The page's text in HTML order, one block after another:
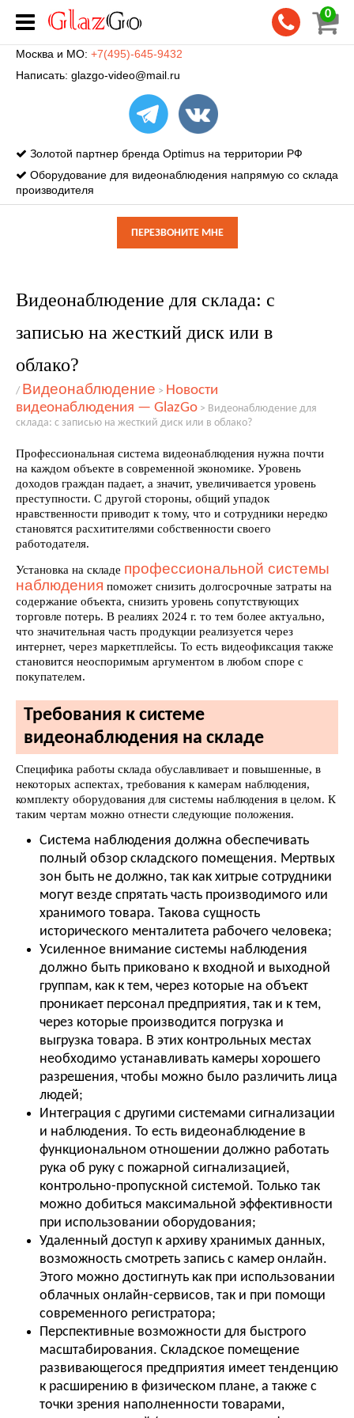
0
Москва и МО: +7(495)-645-9432
Написать: glazgo-video@mail.ru
Золотой партнер бренда Optimus на территории РФ
Оборудование для видеонаблюдения напрямую со склада
производителя
ПЕРЕЗВОНИТЕ МНЕ
Видеонаблюдение для склада: с
записью на жесткий диск или в
облако?
/ Видеонаблюдение > Новости
видеонаблюдения — GlazGo > Видеонаблюдение для
склада: с записью на жесткий диск или в облако?
Профессиональная система видеонаблюдения нужна почти
на каждом объекте в современной экономике. Уровень
доходов граждан падает, а значит, увеличивается уровень
преступности. С другой стороны, общий упадок
нравственности приводит к тому, что и сотрудники нередко
становятся расхитителями собственности своего
работодателя.
Установка на складе профессиональной системы
наблюдения поможет снизить долгосрочные затраты на
содержание объекта, снизить уровень сопутствующих
торговле потерь. В реалиях 2024 г. то тем более актуально,
что значительная часть продукции реализуется через
интернет, через маркетплейсы. То есть видеофиксация также
становится неоспоримым аргументом в любом споре с
покупателем.
Требования к системе
видеонаблюдения на складе
Специфика работы склада обуславливает и повышенные, в
некоторых аспектах, требования к камерам наблюдения,
комплекту оборудования для системы наблюдения в целом. К
таким чертам можно отнести следующие положения.
Система наблюдения должна обеспечивать
полный обзор складского помещения. Мертвых
зон быть не должно, так как хитрые сотрудники
могут везде спрятать часть производимого или
хранимого товара. Такова сущность
исторического менталитета рабочего человека;
Усиленное внимание системы наблюдения
должно быть приковано к входной и выходной
группам, как к тем, через которые на объект
проникает персонал предприятия, так и к тем,
через которые производится погрузка и
выгрузка товара. В этих контрольных местах
необходимо устанавливать камеры хорошего
разрешения, чтобы можно было различить лица
людей;
Интеграция с другими системами сигнализации
и наблюдения. То есть видеонаблюдение в
функциональном отношении должно работать
рука об руку с пожарной сигнализацией,
контрольно-пропускной системой. Только так
можно добиться максимальной эффективности
при использовании оборудования;
Удаленный доступ к архиву хранимых данных,
возможность смотреть запись с камер онлайн.
Этого можно достигнуть как при использовании
облачных онлайн-сервисов, так и при помощи
современного регистратора;
Перспективные возможности для быстрого
масштабирования. Складское помещение
развивающегося предприятия имеет тенденцию
к расширению в физическом плане, а также с
точки зрения наполненности товарами,